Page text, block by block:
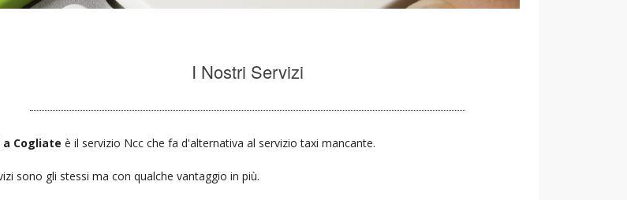
I Nostri Servizi
a Cogliateè il servizio Ncc che fa d'alternativa al servizio taxi mancante.
sono gli stessi ma con qualche vantaggio in più.